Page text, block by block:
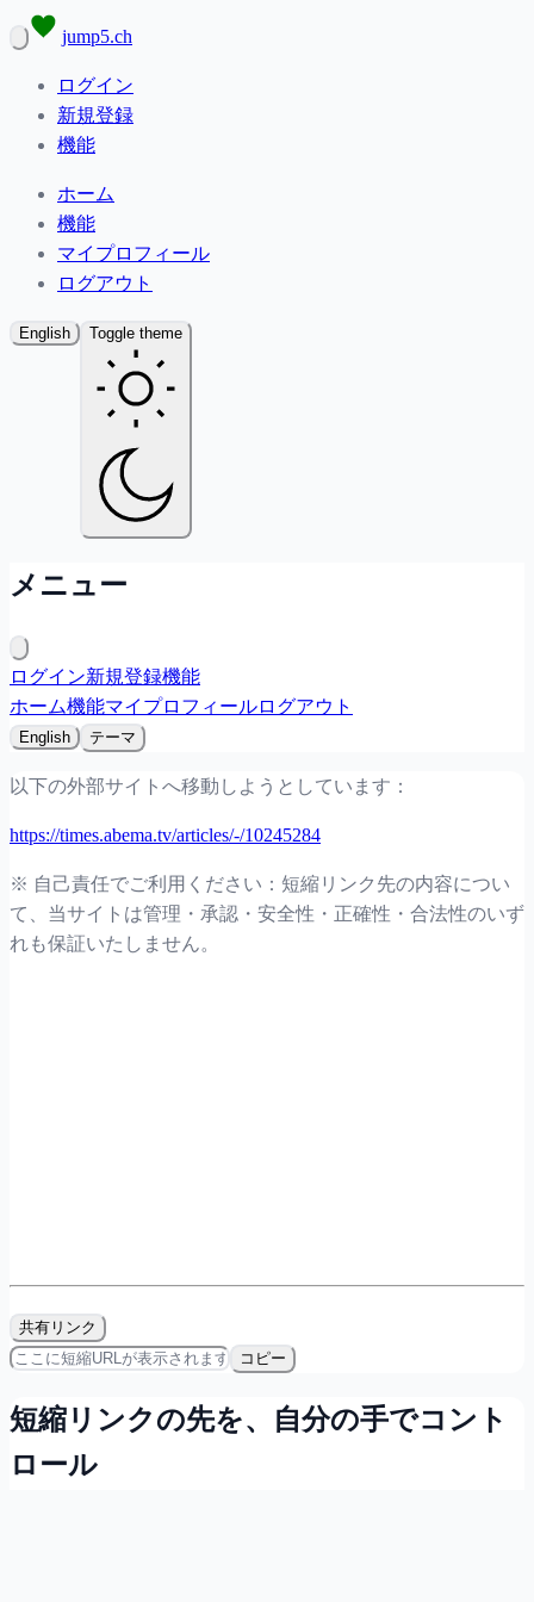
jump5.ch
ログイン
新規登録
機能
ホーム
機能
マイプロフィール
ログアウト
English Toggle theme
メニュー
ログイン新規登録機能
ホーム機能マイプロフィールログアウト
English テーマ
以下の外部サイトへ移動しようとしています：
https://times.abema.tv/articles/-/10245284
※ 自己責任でご利用ください：短縮リンク先の内容につい
て、当サイトは管理・承認・安全性・正確性・合法性のいず
れも保証いたしません。
共有リンク
コピー
短縮リンクの先を、自分の手でコント
ロール